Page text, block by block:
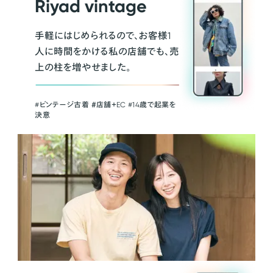
Riyad vintage
手軽にはじめられるので、お客様1
人に時間をかける私の店舗でも、売
上の柱を増やせました。
#ビンテージ古着 ＃店舗＋EC #14歳で起業を
決意